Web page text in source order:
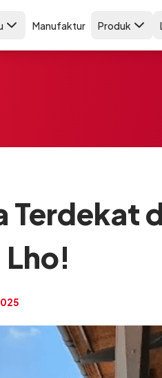
Manufaktur Produk
Terdekat